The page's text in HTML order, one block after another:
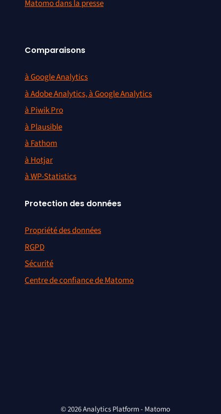
Matomo dans la presse
Comparaisons
à Google Analytics
à Adobe Analytics, à Google Analytics
à Piwik Pro
à Plausible
à Fathom
à Hotjar
à WP-Statistics
Protection des données
Propriété des données
RGPD
Sécurité
Centre de confiance de Matomo
© 2026 Analytics Platform - Matomo